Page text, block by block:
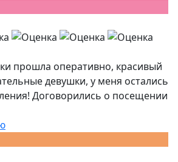
прошла оперативно, красивый
девушки, у меня остались
Договорились о посещении